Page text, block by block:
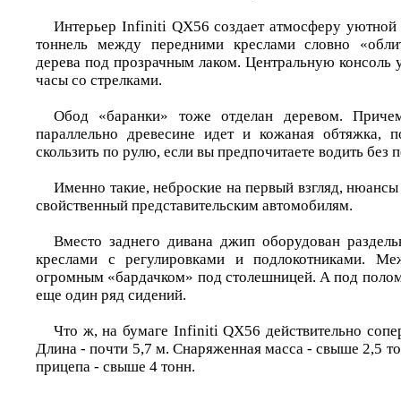
Интерьер Infiniti QX56 создает атмосферу
тоннель между передними креслами словно
дерева под прозрачным лаком. Центральную
часы со стрелками.
Обод «баранки» тоже отделан деревом.
параллельно древесине идет и кожаная обтяжка,
скользить по рулю, если вы предпочитаете водить без
Именно такие, неброские на первый взгляд,
свойственный представительским автомобилям.
Вместо заднего дивана джип оборудован
креслами с регулировками и подлокотниками.
огромным «бардачком» под столешницей. А под
еще один ряд сидений.
Что ж, на бумаге Infiniti QX56 действительно
Длина - почти 5,7 м. Снаряженная масса - свыше 2,5
прицепа - свыше 4 тонн.